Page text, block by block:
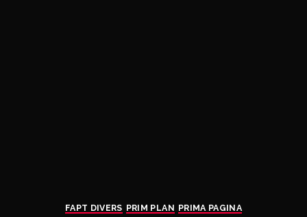
FAPT DIVERS PRIM PLAN PRIMA PAGINA